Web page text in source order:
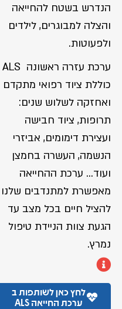
הנדרש בשטח להחייאה
והצלה למבוגרים, לילדים
ולפעוטות.
ערכת עזרה ראשונה ALS
כוללת ציוד רפואי מתקדם
ואחזקה לשלוש שנים:
תרופות, ציוד חבישה
ועצירת דימומים, אביזרי
הנשמה, העשרה בחמצן
ועוד… ערכת ההחייאה
מאפשרת למתנדבים שלנו
להציל חיים בכל מצב עד
הגעת צוות הניידת טיפול
נמרץ.
לחץ כאן לשותפות ב
ערכת החייאה ALS